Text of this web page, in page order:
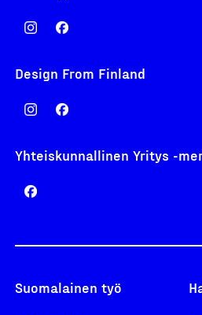
Design From Finland
Yhteiskunnallinen Yritys -
Suomalainen työ